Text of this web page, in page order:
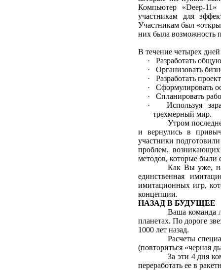
Компьютер «Deep-
участникам для
Участникам был
них была возможность
В течение четырех
· Разработать
· Организовать
· Разработать
· Сформулировать
· Спланировать
· Используя
трехмерный мир.
Утром
и вернулись в
участники
проблем,
методов, которые были
Как Вы уже,
единственная
имитационных игр,
концепции.
НАЗАД В БУДУЩЕЕ
Ваша команда
планетах. По дороге
1000 лет назад.
Расчеты
(повториться «черная
За эти 4 дня
переработать ее в